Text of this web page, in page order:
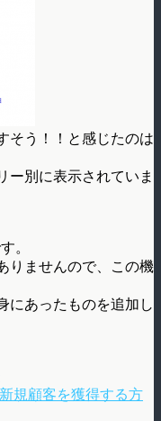
そう！！と感じたのは
ー別に表示されていま
。
りませんので、この機
にあったものを追加し
規顧客を獲得する方